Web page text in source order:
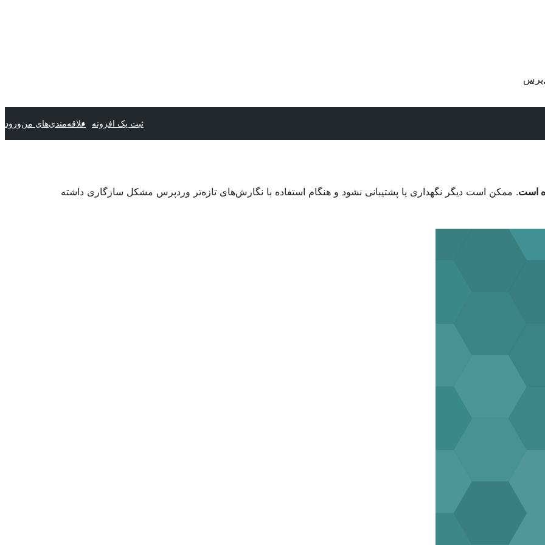
ثبت یک افزونه علاقه‌مندی‌های منورود
. ممکن است دیگر نگهداری یا پشتیبانی نشود و هنگام استفاده با نگارش‌های تازه‌تر وردپرس مشکل سازگاری داشته